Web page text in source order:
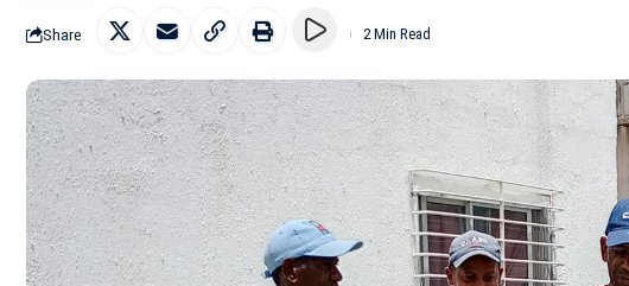
Share 2 Min Read